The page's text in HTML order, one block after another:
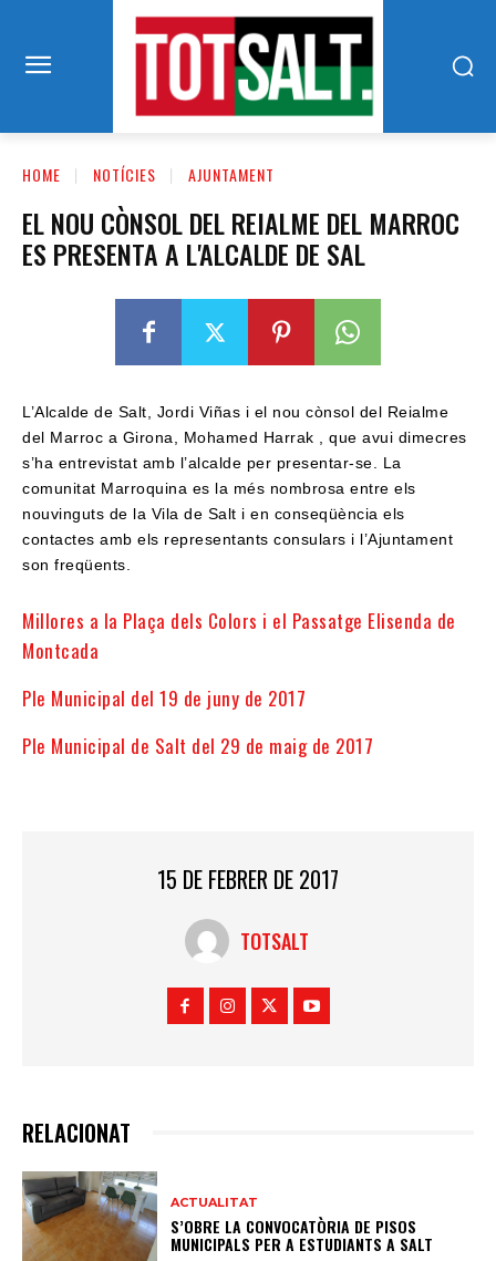
HOME NOTÍCIES AJUNTAMENT
EL NOU CÒNSOL DEL REIALME DEL MARROC
ES PRESENTA A L'ALCALDE DE SAL
L’Alcalde de Salt, Jordi Viñas i el nou cònsol del Reialme
del Marroc a Girona, Mohamed Harrak , que avui dimecres
s’ha entrevistat amb l’alcalde per presentar-se. La
comunitat Marroquina es la més nombrosa entre els
nouvinguts de la Vila de Salt i en conseqüència els
contactes amb els representants consulars i l’Ajuntament
son freqüents.
Millores a la Plaça dels Colors i el Passatge Elisenda de
Montcada
Ple Municipal del 19 de juny de 2017
Ple Municipal de Salt del 29 de maig de 2017
15 DE FEBRER DE 2017
TOTSALT
RELACIONAT
ACTUALITAT
S’OBRE LA CONVOCATÒRIA DE PISOS
MUNICIPALS PER A ESTUDIANTS A SALT